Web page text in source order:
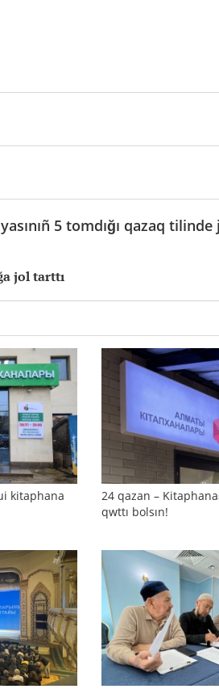
jol tarttı
5 tomdığı qazaq tilinde
kitaphana
24 qazan –
qwttı bolsın!